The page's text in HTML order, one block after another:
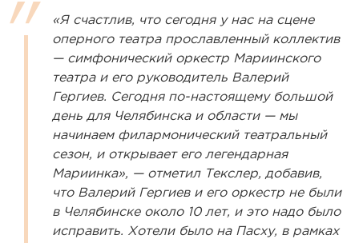
«Я счастлив, что сегодня у нас на сцене
оперного театра прославленный коллектив
— симфонический оркестр Мариинского
театра и его руководитель Валерий
Гергиев. Сегодня по-настоящему большой
день для Челябинска и области — мы
начинаем филармонический театральный
сезон, и открывает его легендарная
Мариинка», — отметил Текслер, добавив,
что Валерий Гергиев и его оркестр не были
в Челябинске около 10 лет, и это надо было
исправить. Хотели было на Пасху, в рамках